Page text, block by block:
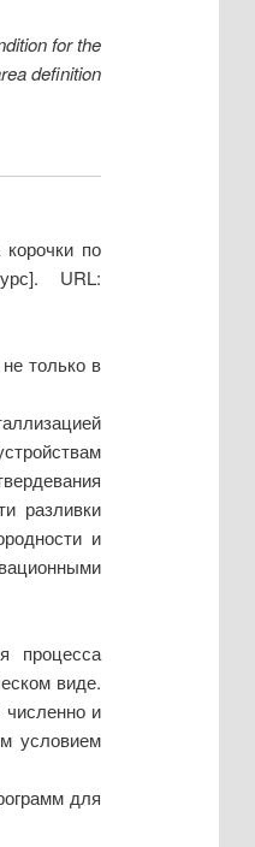
for the
definition
по
URL:
только в
разливки
и
процесса
виде.
и
условием
для